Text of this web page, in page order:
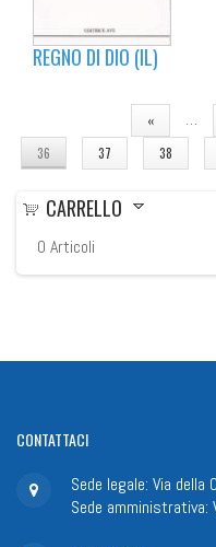
REGNO DI DIO (IL)
« …
36
37 38
CARRELLO
0 Articoli
CONTATTACI
Sede legale: Via
Sede amministrativa: